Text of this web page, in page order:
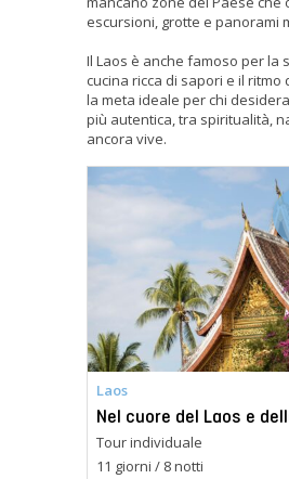
escursioni, grotte e panorami
Il Laos è anche famoso per la
cucina ricca di sapori e il ritmo
la meta ideale per chi
più autentica, tra spiritualità,
ancora vive.
Laos
Nel cuore del Laos e
Tour individuale
11 giorni / 8 notti